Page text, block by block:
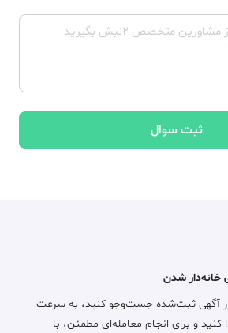
ثبت سوال
خانه‌دار شدن
آگهی ثبت‌شده جست‌وجو کنید، به سرعت
و برای انجام معامله‌ای مطمئن، با